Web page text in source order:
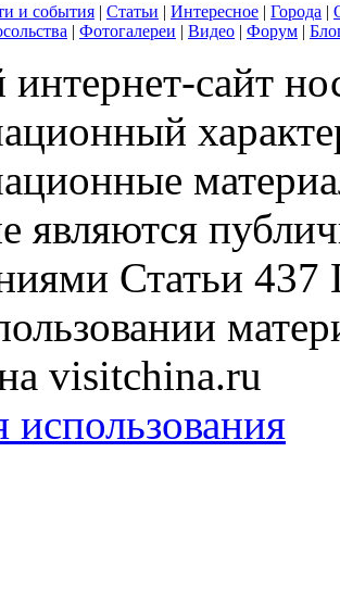
и события | Статьи | Интересное | Города |
| Фотогалереи | Видео | Форум |
сайт
являются
Статьи 437
visitchina.ru
использования